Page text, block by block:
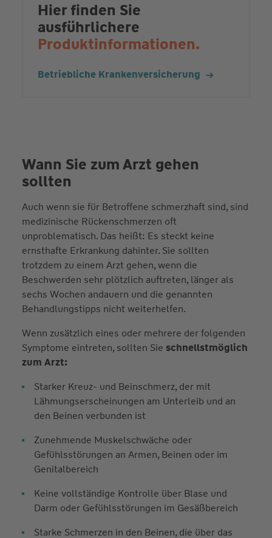
Hier finden Sie
ausführlichere
Produktinformationen.
Betriebliche Krankenversicherung
Wann Sie zum Arzt gehen
sollten
Auch wenn sie für Betroffene schmerzhaft sind, sind
medizinische Rückenschmerzen oft
unproblematisch. Das heißt: Es steckt keine
ernsthafte Erkrankung dahinter. Sie sollten
trotzdem zu einem Arzt gehen, wenn die
Beschwerden sehr plötzlich auftreten, länger als
sechs Wochen andauern und die genannten
Behandlungstipps nicht weiterhelfen.
Wenn zusätzlich eines oder mehrere der folgenden
Symptome eintreten, sollten Sie schnellstmöglich
zum Arzt:
Starker Kreuz- und Beinschmerz, der mit
Lähmungserscheinungen am Unterleib und an
den Beinen verbunden ist
Zunehmende Muskelschwäche oder
Gefühlsstörungen an Armen, Beinen oder im
Genitalbereich
Keine vollständige Kontrolle über Blase und
Darm oder Gefühlsstörungen im Gesäßbereich
Starke Schmerzen in den Beinen, die über das